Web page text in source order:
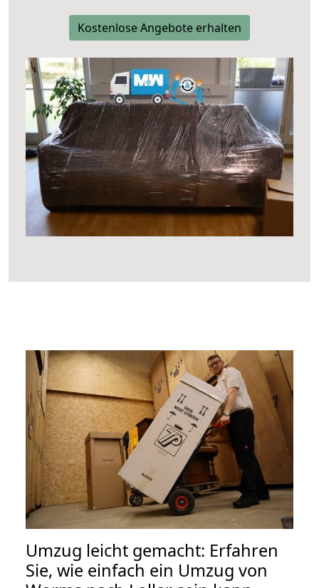
Kostenlose Angebote erhalten
Umzug leicht gemacht: Erfahren
Sie, wie einfach ein Umzug von